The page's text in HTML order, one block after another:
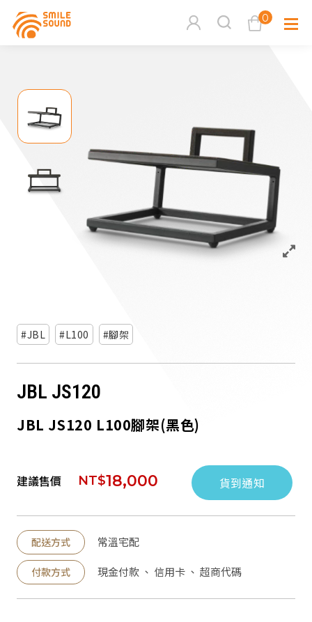
0
商品分類查詢
請選擇商品分類 家用音
周邊系
劇院系
JBL L100 腳架
JBL JS120
JBL JS120 L100腳架(黑色)
建議售價 NT$18,000 貨到通知
配送方式 常溫宅配
付款方式 現金付款 、 信用卡 、 超商代碼